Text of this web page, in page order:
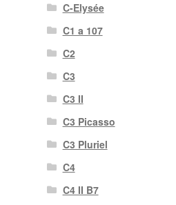
C-Elysée
C1 a 107
C2
C3
C3 II
C3 Picasso
C3 Pluriel
C4
C4 II B7